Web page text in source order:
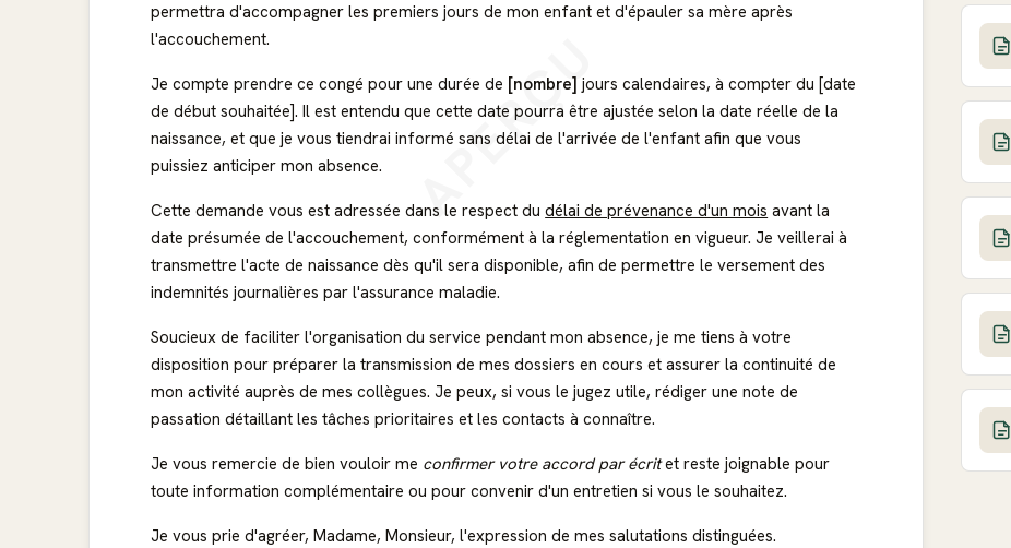
APERÇU
permettra d'accompagner les premiers jours de mon enfant et d'épauler sa mère après
l'accouchement.
Je compte prendre ce congé pour une durée de [nombre] jours calendaires, à compter du [date
de début souhaitée]. Il est entendu que cette date pourra être ajustée selon la date réelle de la
naissance, et que je vous tiendrai informé sans délai de l'arrivée de l'enfant afin que vous
puissiez anticiper mon absence.
Cette demande vous est adressée dans le respect dudélai de prévenance d'un mois avant la
date présumée de l'accouchement, conformément à la réglementation en vigueur. Je veillerai à
transmettre l'acte de naissance dès qu'il sera disponible, afin de permettre le versement des
indemnités journalières par l'assurance maladie.
Soucieux de faciliter l'organisation du service pendant mon absence, je me tiens à votre
disposition pour préparer la transmission de mes dossiers en cours et assurer la continuité de
mon activité auprès de mes collègues. Je peux, si vous le jugez utile, rédiger une note de
passation détaillant les tâches prioritaires et les contacts à connaître.
Je vous remercie de bien vouloir me confirmer votre accord par écritet reste joignable pour
toute information complémentaire ou pour convenir d'un entretien si vous le souhaitez.
Je vous prie d'agréer, Madame, Monsieur, l'expression de mes salutations distinguées.